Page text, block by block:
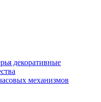
декоративные
механизмов